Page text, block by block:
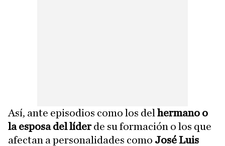
Así, ante episodios como los del hermano o
la esposa del líderde su formación o los que
afectan a personalidades como José Luis